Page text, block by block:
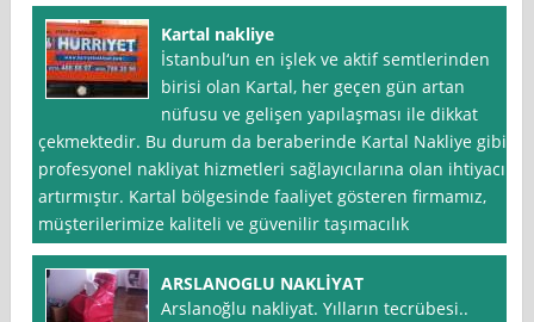
Kartal nakliye
İstanbul‘un en işlek ve aktif semtlerinden
birisi olan Kartal, her geçen gün artan
nüfusu ve gelişen yapılaşması ile dikkat
çekmektedir. Bu durum da beraberinde Kartal Nakliye gibi
profesyonel nakliyat hizmetleri sağlayıcılarına olan ihtiyacı
artırmıştır. Kartal bölgesinde faaliyet gösteren firmamız,
müşterilerimize kaliteli ve güvenilir taşımacılık
ARSLANOGLU NAKLİYAT
Arslanoğlu nakliyat. Yılların tecrübesi..